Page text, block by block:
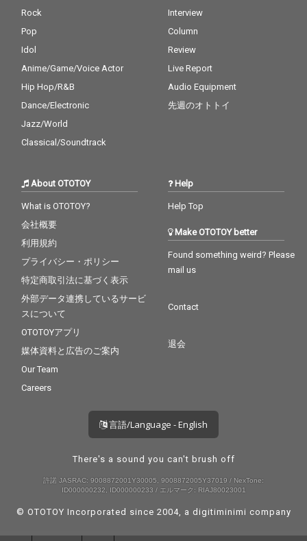
ルギッシュでパワフル
かに望みたい時にフイ
ットする１曲。K-POP
スのクオリティーにも
注目。
Rock
Pop
Idol
Anime/Game/Voice Actor
Hip Hop/R&B
Dance/Electronic
Jazz/World
Classical/Soundtrack
Interview
Column
Review
Live Report
Audio Equipment
先週のオトトイ
About OTOTOY
What is OTOTOY?
会社概要
利用規約
プライバシー・ポリシー
特定商取引法に基づく表示
外部データ連携しているサービ
スについて
OTOTOYアプリ
媒体資料と広告のご案内
Our Team
Careers
Help
Help Top
Make OTOTOY better
Found something weird? Please
mail us
Contact
退会
言語/Language - English
There's a sound you can't brush off
許諾 JASRAC: 9008872001Y30005, 9008872005Y37019 / NexTone:
ID000000232, ID000000233 / エルマーク: RIAJ80023001
© OTOTOY Incorporated since 2004, a digitiminimi company